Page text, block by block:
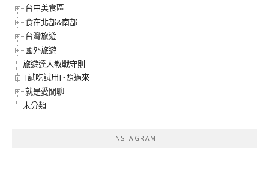
台中美食區
食在北部&南部
台灣旅遊
國外旅遊
旅遊達人教戰守則
[試吃試用]~照過來
就是愛閒聊
未分類
INSTAGRAM